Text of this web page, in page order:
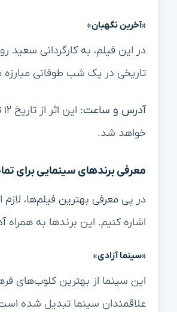
«آخرین نگهبان»
در این فیلم، به کارگردانی
تاریخی در یک شب طوفانی مبارزه
آدرس و ساعت:
خواهد شد.
معرفی برندهای سینمایی برای
در پی معرفی بهترین فیلم‌ها،
اشاره کنیم. این برندها به
«سینما آزادی»
این سینما از بهترین کلوب‌های
علاقمندان سینما تبدیل شده